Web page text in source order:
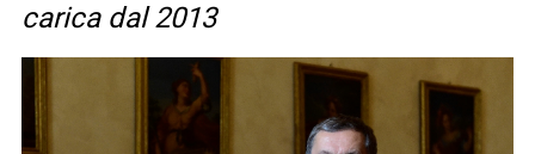
carica dal 2013